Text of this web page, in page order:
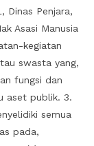
Dinas Penjara,
Asasi Manusia
kegiatan
swasta yang,
fungsi dan
aset publik. 3.
semua
pada,